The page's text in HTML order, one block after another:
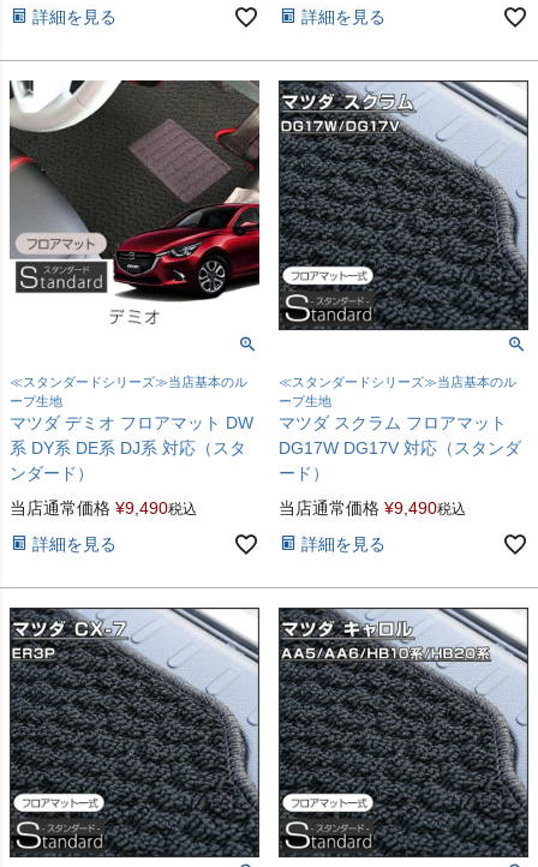
詳細を見る 詳細を見る
≪スタンダードシリーズ≫当店基本のル
ープ生地
マツダ デミオ フロアマット DW
系 DY系 DE系 DJ系 対応（スタ
ンダード）
当店通常価格 ¥9,490税込
詳細を見る
≪スタンダードシリーズ≫当店基本のル
ープ生地
マツダ スクラム フロアマット
DG17W DG17V 対応（スタンダ
ード）
当店通常価格 ¥9,490税込
詳細を見る